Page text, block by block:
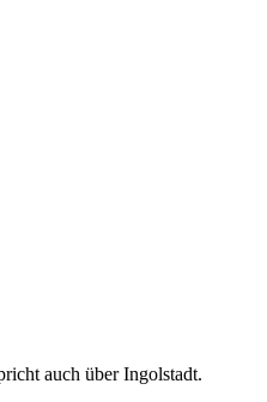
auch über Ingolstadt.